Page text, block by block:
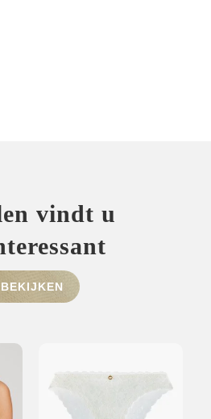
HOME
OVER ONS
MERKEN
NIEUWS
vindt u